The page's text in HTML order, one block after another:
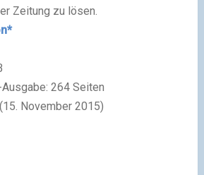
Zeitung zu lösen.
264 Seiten
November 2015)